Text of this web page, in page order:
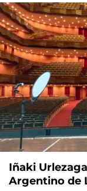
Iñaki
Argentino de